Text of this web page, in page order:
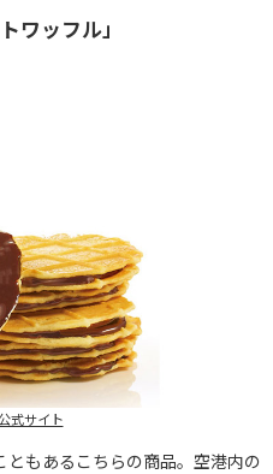
ワッフル」
公式サイト
もあるこちらの商品。空港内の